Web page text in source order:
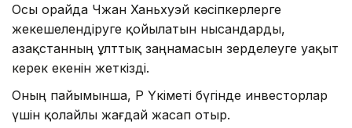
Осы орайда Чжан Ханьхуэй кәсіпкерлерге
жекешелендіруге қойылатын нысандарды,
Қазақстанның ұлттық заңнамасын зерделеуге уақыт
керек екенін жеткізді.
Оның пайымынша, ҚР Үкіметі бүгінде инвесторлар
үшін қолайлы жағдай жасап отыр.